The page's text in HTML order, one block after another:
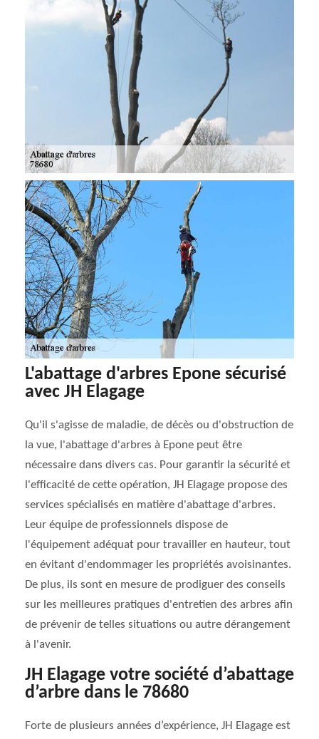
L'abattage d'arbres Epone sécurisé
avec JH Elagage
Qu'il s'agisse de maladie, de décès ou d'obstruction de
la vue, l'abattage d'arbres à Epone peut être
nécessaire dans divers cas. Pour garantir la sécurité et
l'efficacité de cette opération, JH Elagage propose des
services spécialisés en matière d'abattage d'arbres.
Leur équipe de professionnels dispose de
l'équipement adéquat pour travailler en hauteur, tout
en évitant d'endommager les propriétés avoisinantes.
De plus, ils sont en mesure de prodiguer des conseils
sur les meilleures pratiques d'entretien des arbres afin
de prévenir de telles situations ou autre dérangement
à l'avenir.
JH Elagage votre société d’abattage
d’arbre dans le 78680
Forte de plusieurs années d’expérience, JH Elagage est